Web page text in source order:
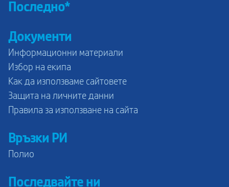
Последно*
Документи
Информационни материали
Избор на екипа
Как да използваме сайтовете
Защита на личните данни
Правила за използване на сайта
Връзки РИ
Полио
Последвайте ни